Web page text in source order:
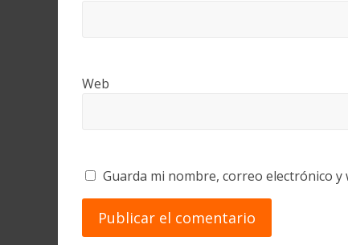
Web
Guarda mi nombre, correo electrónico